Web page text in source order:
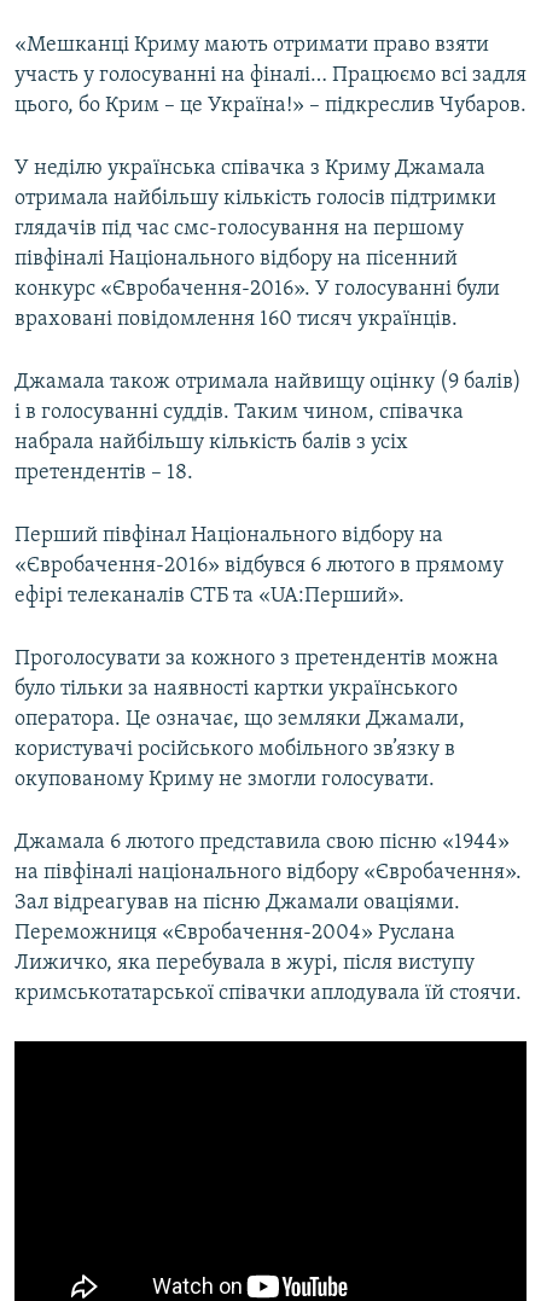
«Мешканці Криму мають отримати право взяти
участь у голосуванні на фіналі… Працюємо всі задля
цього, бо Крим – це Україна!» – підкреслив Чубаров.
У неділю українська співачка з Криму Джамала
отримала найбільшу кількість голосів підтримки
глядачів під час смс-голосування на першому
півфіналі Національного відбору на пісенний
конкурс «Євробачення-2016». У голосуванні були
враховані повідомлення 160 тисяч українців.
Джамала також отримала найвищу оцінку (9 балів)
і в голосуванні суддів. Таким чином, співачка
набрала найбільшу кількість балів з усіх
претендентів – 18.
Перший півфінал Національного відбору на
«Євробачення-2016» відбувся 6 лютого в прямому
ефірі телеканалів СТБ та «UA:Перший».
Проголосувати за кожного з претендентів можна
було тільки за наявності картки українського
оператора. Це означає, що земляки Джамали,
користувачі російського мобільного зв’язку в
окупованому Криму не змогли голосувати.
Джамала 6 лютого представила свою пісню «1944»
на півфіналі національного відбору «Євробачення».
Зал відреагував на пісню Джамали оваціями.
Переможниця «Євробачення-2004» Руслана
Лижичко, яка перебувала в журі, після виступу
кримськотатарської співачки аплодувала їй стоячи.